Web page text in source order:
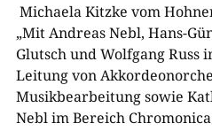
Michaela Kitzke vom
„Mit Andreas Nebl, Hans-
Glutsch und Wolfgang Russ
Leitung von
Musikbearbeitung sowie
Nebl im Bereich